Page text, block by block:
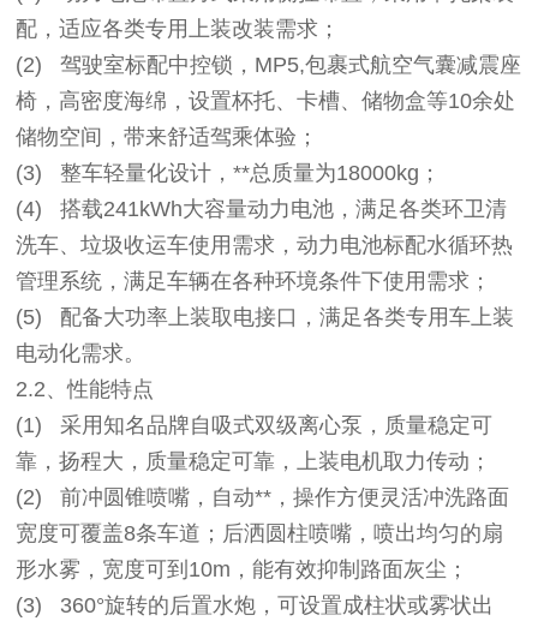
配，适应各类专用上装改装需求；
(2)驾驶室标配中控锁，MP5,包裹式航空气囊减震座
椅，高密度海绵，设置杯托、卡槽、储物盒等10余处
储物空间，带来舒适驾乘体验；
(3)整车轻量化设计，**总质量为18000kg；
(4)搭载241kWh大容量动力电池，满足各类环卫清
洗车、垃圾收运车使用需求，动力电池标配水循环热
管理系统，满足车辆在各种环境条件下使用需求；
(5)配备大功率上装取电接口，满足各类专用车上装
电动化需求。
2.2、性能特点
(1)采用知名品牌自吸式双级离心泵，质量稳定可
靠，扬程大，质量稳定可靠，上装电机取力传动；
(2)前冲圆锥喷嘴，自动**，操作方便灵活冲洗路面
宽度可覆盖8条车道；后洒圆柱喷嘴，喷出均匀的扇
形水雾，宽度可到10m，能有效抑制路面灰尘；
(3) 360°旋转的后置水炮，可设置成柱状或雾状出